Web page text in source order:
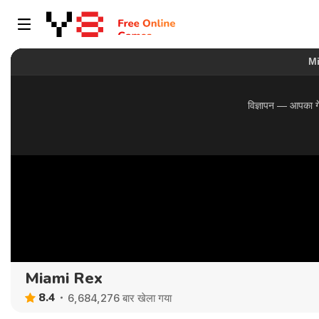
Miami Rex
8.4 6,684,276 बार खेला गया